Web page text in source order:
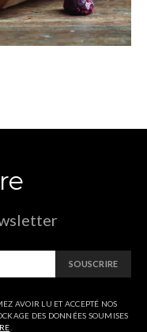
SOUSCRIRE
AVOIR LU ET ACCEPTÉ NOS
DES DONNÉES SOUMISES